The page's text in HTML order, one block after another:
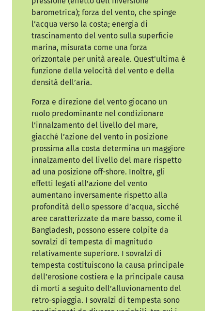
barometrica); forza del vento, che spinge
l’acqua verso la costa; energia di
trascinamento del vento sulla superficie
marina, misurata come una forza
orizzontale per unità areale. Quest’ultima è
funzione della velocità del vento e della
densità dell’aria.
Forza e direzione del vento giocano un
ruolo predominante nel condizionare
l’innalzamento del livello del mare,
giacché l’azione del vento in posizione
prossima alla costa determina un maggiore
innalzamento del livello del mare rispetto
ad una posizione off-shore. Inoltre, gli
effetti legati all’azione del vento
aumentano inversamente rispetto alla
profondità dello spessore d’acqua, sicché
aree caratterizzate da mare basso, come il
Bangladesh, possono essere colpite da
sovralzi di tempesta di magnitudo
relativamente superiore. I sovralzi di
tempesta costituiscono la causa principale
dell’erosione costiera e la principale causa
di morti a seguito dell’alluvionamento del
retro-spiaggia. I sovralzi di tempesta sono